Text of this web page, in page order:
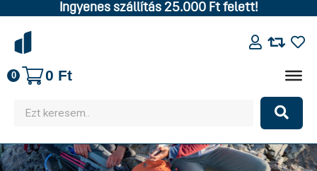
Ingyenes szállítás 25.000 Ft felett!
0 0 Ft